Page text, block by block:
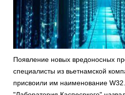
Появление новых вредоносных
специалисты из вьетнамской
присвоили им наименование